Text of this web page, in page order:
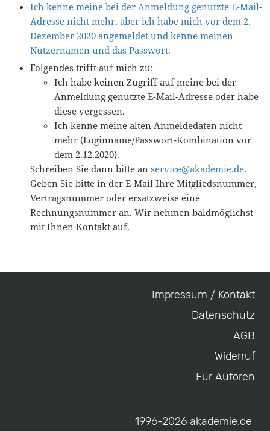
Ich kenne meine bei der Anmeldung genutzte E-Mail-
Adresse nicht mehr, aber ich habe mich vor dem 2.
Dezember 2020 angemeldet und kenne meinen
Nutzernamen und das Passwort.
Folgendes trifft auf mich zu:
Ich habe keinen Zugriff auf meine bei der
Anmeldung genutzte E-Mail-Adresse oder habe
diese vergessen.
Ich kenne meine alten Anmeldedaten nicht
mehr (Loginname/Passwort-Kombination vor
dem 2.12.2020).
Schreiben Sie dann bitte an service@akademie.de.
Geben Sie bitte in der E-Mail Ihre Mitgliedsnummer,
Vertragsnummer oder ersatzweise eine
Rechnungsnummer an. Wir nehmen baldmöglichst
mit Ihnen Kontakt auf.
Impressum / Kontakt
Datenschutz
AGB
Widerruf
Für Autoren
1996-2026 akademie.de